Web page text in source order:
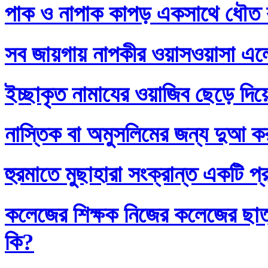
পাক ও নাপাক কাপড় একসাথে ধৌত
সব জায়গায় নাপকীর ওয়াসওয়াসা
ইচ্ছাকৃত নামাযের ওয়াজিব ছেড়ে
নাস্তিক বা অমুসলিমের জন্য দুআ
হুরমাতে মুছাহারা সংক্রান্ত একটি
কলেজের শিক্ষক নিজের কলেজের
কি?